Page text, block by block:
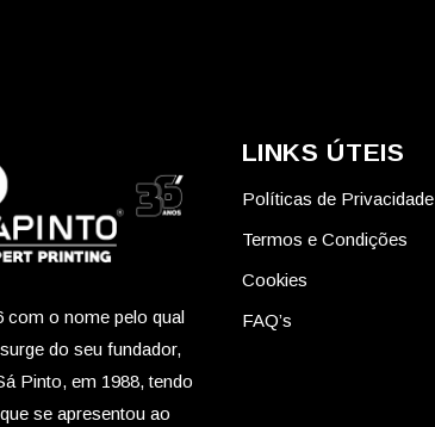
com o nome pelo qual
do seu fundador,
Pinto, em 1988, tendo
se apresentou ao
LINKS ÚTEIS
Políticas de Privacidade
Termos e Condições
Cookies
FAQ’s